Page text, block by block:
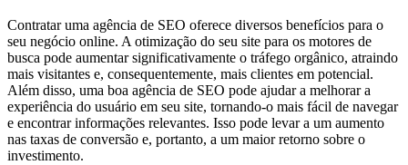
Contratar uma agência de SEO oferece diversos benefícios para o
seu negócio online. A otimização do seu site para os motores de
busca pode aumentar significativamente o tráfego orgânico, atraindo
mais visitantes e, consequentemente, mais clientes em potencial.
Além disso, uma boa agência de SEO pode ajudar a melhorar a
experiência do usuário em seu site, tornando-o mais fácil de navegar
e encontrar informações relevantes. Isso pode levar a um aumento
nas taxas de conversão e, portanto, a um maior retorno sobre o
investimento.